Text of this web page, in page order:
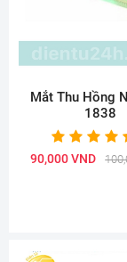
Mắt Thu Hồng
1838
90,000 VND